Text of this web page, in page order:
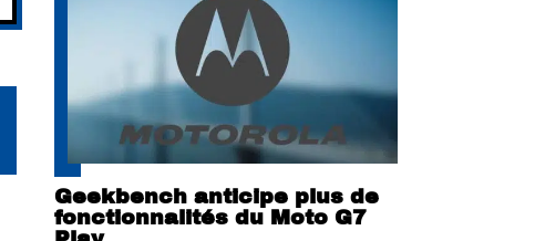
Geekbench anticipe plus de
fonctionnalités du Moto G7